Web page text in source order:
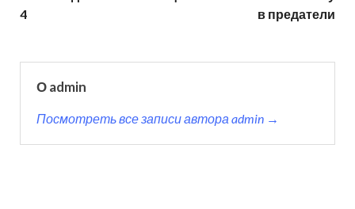
4
в предатели
О admin
Посмотреть все записи автора admin →